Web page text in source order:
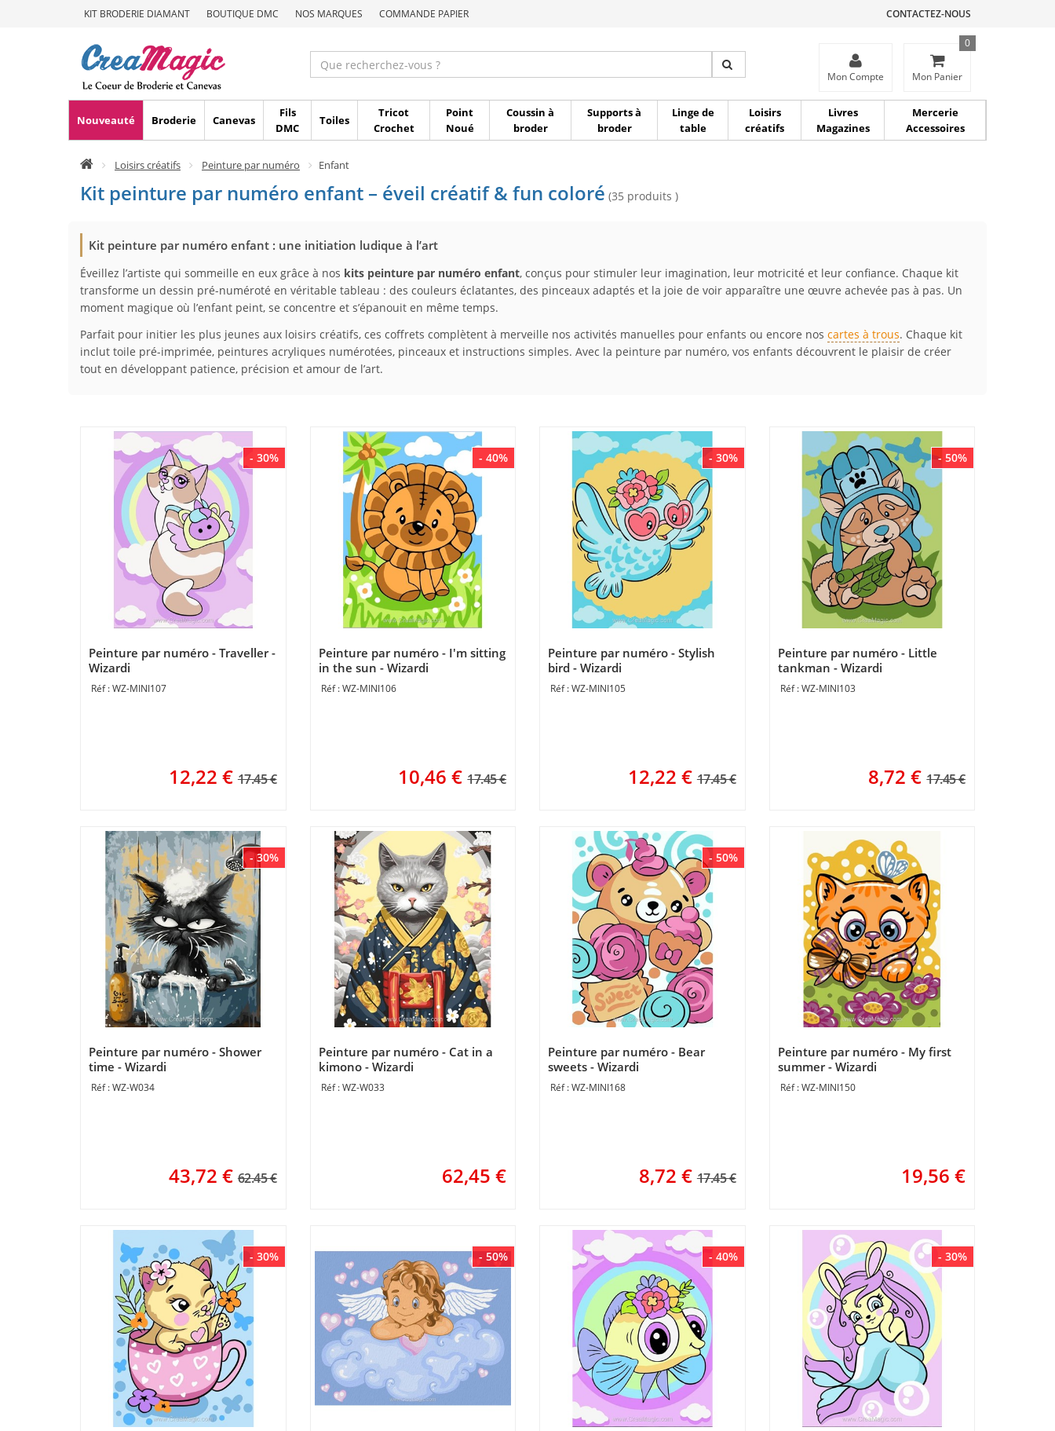
KIT BRODERIE DIAMANT BOUTIQUE DMC NOS MARQUES COMMANDE PAPIER CONTACTEZ-NOUS
Mon Compte Mon Panier
0
Nouveauté Broderie Canevas
Fils
DMC
Toiles
Tricot
Crochet
Point
Noué
Coussin à
broder
Supports à
broder
Linge de
table
Loisirs
créatifs
Livres
Magazines
Mercerie
Accessoires
Loisirs créatifs Peinture par numéro Enfant
Kit peinture par numéro enfant – éveil créatif & fun coloré (35 produits )
Kit peinture par numéro enfant : une initiation ludique à l’art
Éveillez l’artiste qui sommeille en eux grâce à nos kits peinture par numéro enfant, conçus pour stimuler leur imagination, leur motricité et leur confiance. Chaque kit
transforme un dessin pré-numéroté en véritable tableau : des couleurs éclatantes, des pinceaux adaptés et la joie de voir apparaître une œuvre achevée pas à pas. Un
moment magique où l’enfant peint, se concentre et s’épanouit en même temps.
Parfait pour initier les plus jeunes aux loisirs créatifs, ces coffrets complètent à merveille nos activités manuelles pour enfants ou encore nos cartes à trous. Chaque kit
inclut toile pré-imprimée, peintures acryliques numérotées, pinceaux et instructions simples. Avec la peinture par numéro, vos enfants découvrent le plaisir de créer
tout en développant patience, précision et amour de l’art.
- 30%
Peinture par numéro - Traveller -
Wizardi
WZ-MINI107
12,22 € 17.45 €
- 40%
Peinture par numéro - I'm sitting
in the sun - Wizardi
WZ-MINI106
10,46 € 17.45 €
- 30%
Peinture par numéro - Stylish
bird - Wizardi
WZ-MINI105
12,22 € 17.45 €
- 50%
Peinture par numéro - Little
tankman - Wizardi
WZ-MINI103
8,72 € 17.45 €
- 30%
Peinture par numéro - Shower
time - Wizardi
WZ-W034
43,72 € 62.45 €
Peinture par numéro - Cat in a
kimono - Wizardi
WZ-W033
62,45 €
- 50%
Peinture par numéro - Bear
sweets - Wizardi
WZ-MINI168
8,72 € 17.45 €
Peinture par numéro - My first
summer - Wizardi
WZ-MINI150
19,56 €
- 30% - 50% - 40% - 30%